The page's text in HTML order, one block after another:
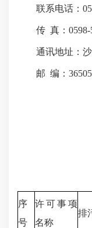
联系电话：
传 真：0598-
通讯地址：沙
邮 编：
序
号
许可事项
名称
排